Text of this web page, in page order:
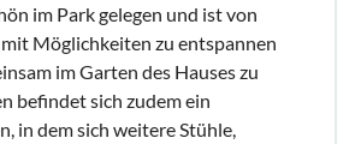
im Park gelegen und ist von
Möglichkeiten zu entspannen
im Garten des Hauses zu
befindet sich zudem ein
in dem sich weitere Stühle,